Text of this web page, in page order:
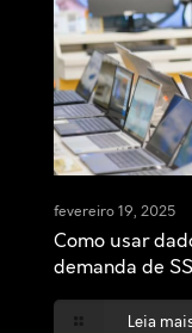
fevereiro 19, 2025
Como usar
demanda de
Leia